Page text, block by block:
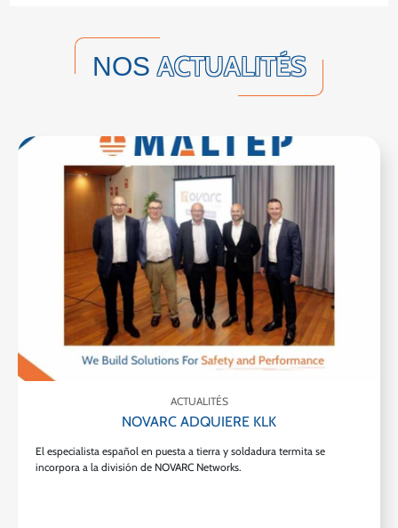
NOSACTUALITÉS
ACTUALITÉS
NOVARC ADQUIERE KLK
El especialista español en puesta a tierra y soldadura termita se
incorpora a la división de NOVARC Networks.